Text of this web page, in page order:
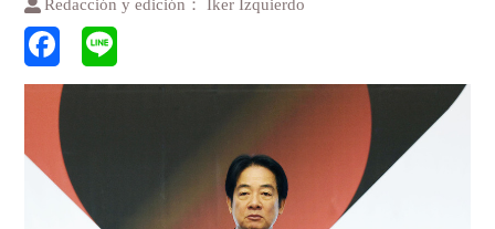
Redacción y edición： Iker Izquierdo